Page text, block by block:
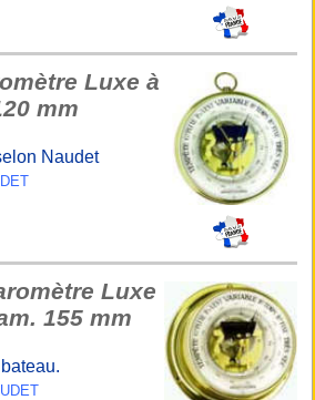
Luxe à
mm
Naudet
Luxe
155 mm